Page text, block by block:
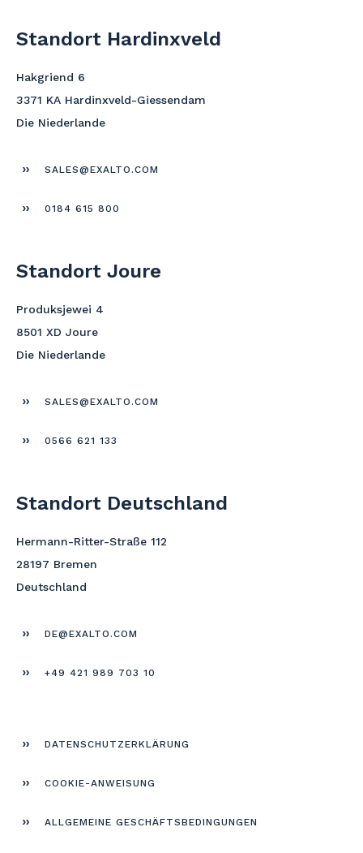
Standort Hardinxveld
Hakgriend 6
3371 KA Hardinxveld-Giessendam
Die Niederlande
SALES@EXALTO.COM
0184 615 800
Standort Joure
Produksjewei 4
8501 XD Joure
Die Niederlande
SALES@EXALTO.COM
0566 621 133
Standort Deutschland
Hermann-Ritter-Straße 112
28197 Bremen
Deutschland
DE@EXALTO.COM
+49 421 989 703 10
DATEN­SCHUTZERKLÄRUNG
COOKIE-ANWEISUNG
ALLGEMEINE GESCHÄFTS­BEDINGUNGEN